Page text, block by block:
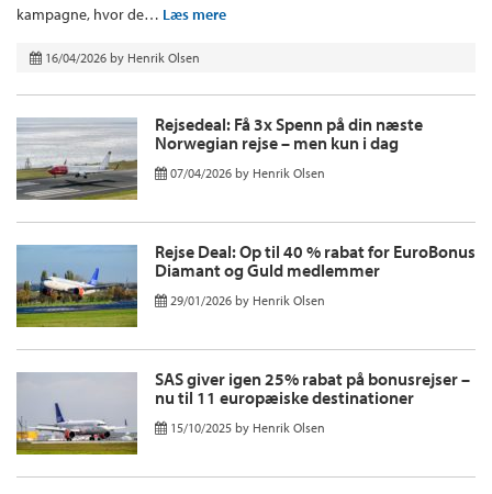
kampagne, hvor de… Læs mere
16/04/2026 by Henrik Olsen
Rejsedeal: Få 3x Spenn på din næste
Norwegian rejse – men kun i dag
07/04/2026 by Henrik Olsen
Rejse Deal: Op til 40 % rabat for EuroBonus
Diamant og Guld medlemmer
29/01/2026 by Henrik Olsen
SAS giver igen 25% rabat på bonusrejser –
nu til 11 europæiske destinationer
15/10/2025 by Henrik Olsen